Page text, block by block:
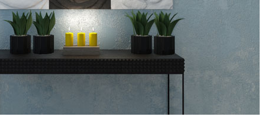
Toyota
Volkswagen
УАЗ